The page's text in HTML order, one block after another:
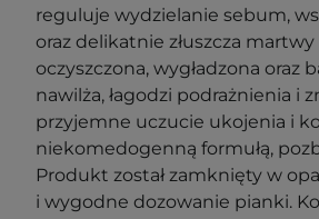
reguluje wydzielanie sebum,
oraz delikatnie złuszcza
oczyszczona, wygładzona
nawilża, łagodzi podrażnienia i
przyjemne uczucie ukojenia i
niekomedogenną formułą,
Produkt został zamknięty w
i wygodne dozowanie pianki.